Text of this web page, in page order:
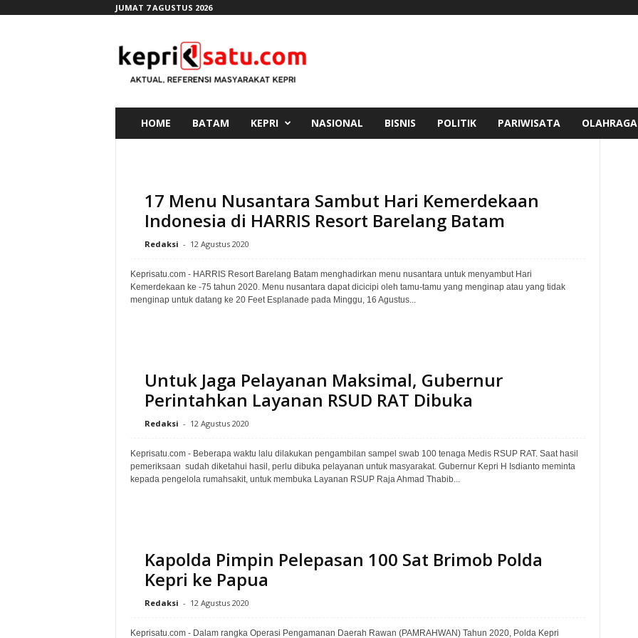
JUMAT 7 AGUSTUS 2026
p
.
HOME BATAM KEPRI NASIONAL BISNIS POLITIK PARIWISATA OLAHRAGA
17 Menu Nusantara Sambut Hari Kemerdekaan
Indonesia di HARRIS Resort Barelang Batam
Redaksi - 12 Agustus 2020
Keprisatu.com - HARRIS Resort Barelang Batam menghadirkan menu nusantara untuk menyambut Hari
Kemerdekaan ke -75 tahun 2020. Menu nusantara dapat dicicipi oleh tamu-tamu yang menginap atau yang tidak
menginap untuk datang ke 20 Feet Esplanade pada Minggu, 16 Agustus...
Untuk Jaga Pelayanan Maksimal, Gubernur
Perintahkan Layanan RSUD RAT Dibuka
Redaksi - 12 Agustus 2020
Keprisatu.com - Beberapa waktu lalu dilakukan pengambilan sampel swab 100 tenaga Medis RSUP RAT. Saat hasil
pemeriksaan sudah diketahui hasil, perlu dibuka pelayanan untuk masyarakat. Gubernur Kepri H Isdianto meminta
kepada pengelola rumahsakit, untuk membuka Layanan RSUP Raja Ahmad Thabib...
Kapolda Pimpin Pelepasan 100 Sat Brimob Polda
Kepri ke Papua
Redaksi - 12 Agustus 2020
Keprisatu.com - Dalam rangka Operasi Pengamanan Daerah Rawan (PAMRAHWAN) Tahun 2020, Polda Kepri